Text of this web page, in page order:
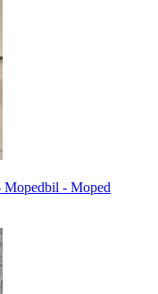
Mopedbil - Moped